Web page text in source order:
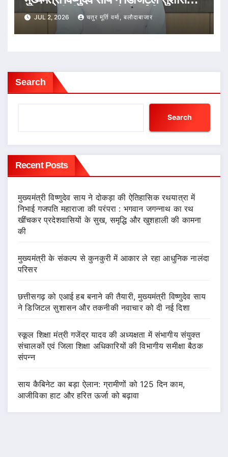
और तकनीकी नवाचार को दी नई दिशा
JUL 2, 2026 चतुर मूर्ति वर्मा, बलौदाबाजार
Search
Search
Recent Posts
मुख्यमंत्री विष्णुदेव साय ने दोकड़ा की ऐतिहासिक रथयात्रा में
निभाई गजपति महाराजा की परंपरा : भगवान जगन्नाथ का रथ
खींचकर प्रदेशवासियों के सुख, समृद्धि और खुशहाली की कामना
की
मुख्यमंत्री के संकल्प से कुनकुरी में आकार ले रहा आधुनिक नालंदा
परिसर
छत्तीसगढ़ को एआई हब बनाने की तैयारी, मुख्यमंत्री विष्णुदेव साय
ने डिजिटल सुशासन और तकनीकी नवाचार को दी नई दिशा
स्कूल शिक्षा मंत्री गजेंद्र यादव की अध्यक्षता में संभागीय संयुक्त
संचालकों एवं जिला शिक्षा अधिकारियों की विभागीय समीक्षा बैठक
संपन्न
साय कैबिनेट का बड़ा ऐलान: ग्रामीणों को 125 दिन काम,
आजीविका हाट और हरित ऊर्जा को बढ़ावा